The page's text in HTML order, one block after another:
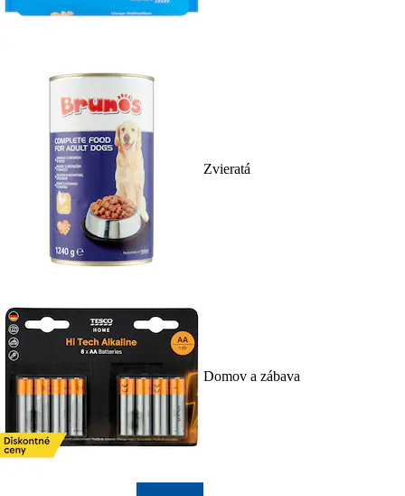
Zvieratá
Domov a zábava